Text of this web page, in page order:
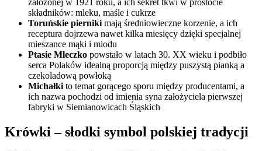
założonej w 1921 roku, a ich sekret tkwi w prostocie
składników: mleku, maśle i cukrze
Toruńskie pierniki mają średniowieczne korzenie, a ich
receptura dojrzewa nawet kilka miesięcy dzięki specjalnej
mieszance mąki i miodu
Ptasie Mleczko powstało w latach 30. XX wieku i podbiło
serca Polaków idealną proporcją między puszystą pianką a
czekoladową powłoką
Michałki to temat gorącego sporu między producentami, a
ich nazwa pochodzi od imienia syna założyciela pierwszej
fabryki w Siemianowicach Śląskich
Krówki – słodki symbol polskiej tradycji